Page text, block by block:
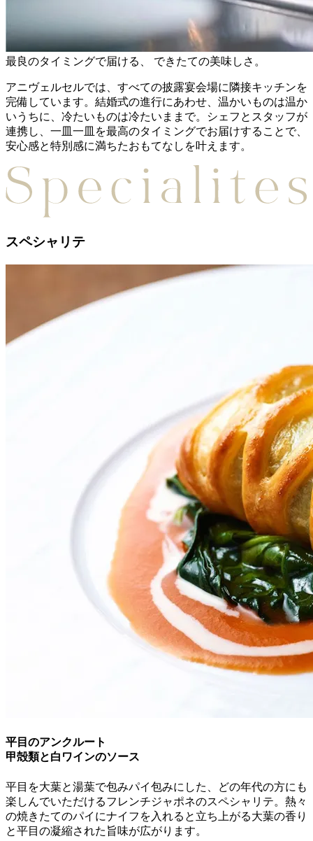
最良のタイミングで届ける、 できたての美味しさ。
アニヴェルセルでは、すべての披露宴会場に隣接キッチンを
完備しています。結婚式の進行にあわせ、温かいものは温か
いうちに、冷たいものは冷たいままで。シェフとスタッフが
連携し、一皿一皿を最高のタイミングでお届けすることで、
安心感と特別感に満ちたおもてなしを叶えます。
スペシャリテ
平目のアンクルート
甲殻類と白ワインのソース
平目を大葉と湯葉で包みパイ包みにした、どの年代の方にも
楽しんでいただけるフレンチジャポネのスペシャリテ。熱々
の焼きたてのパイにナイフを入れると立ち上がる大葉の香り
と平目の凝縮された旨味が広がります。